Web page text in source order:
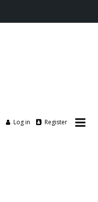
Log in Register